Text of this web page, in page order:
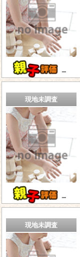
－
現地未調査
－
現地未調査